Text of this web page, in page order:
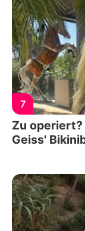
7
Zu
Geiss'